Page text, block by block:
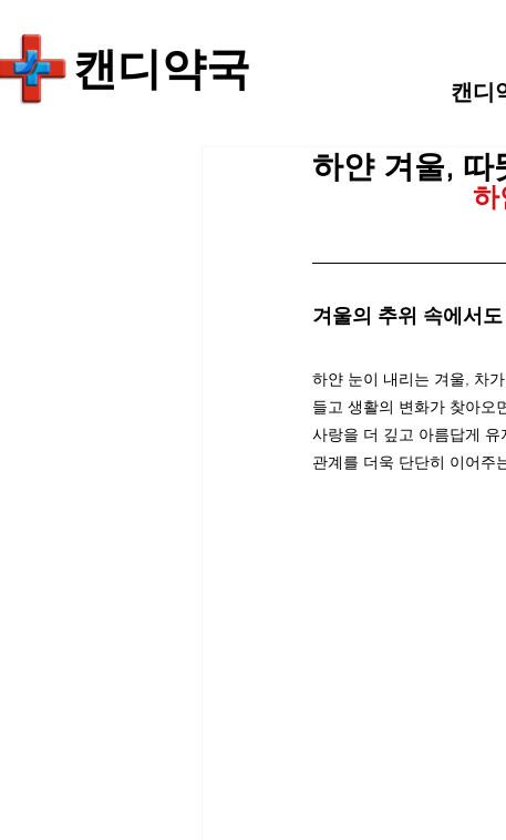
​캔디약국 캔디
하얀 겨울, 따
겨울의 추위 속에서
하얀 눈이 내리는 겨울, 차
들고 생활의 변화가 찾아오
사랑을 더 깊고 아름답게
관계를 더욱 단단히 이어주